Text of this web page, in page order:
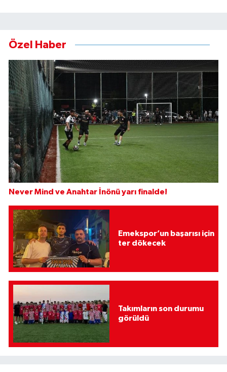
Özel Haber
Never Mind ve Anahtar İnönü yarı finalde!
Emekspor’un başarısı için
ter dökecek
Takımların son durumu
görüldü